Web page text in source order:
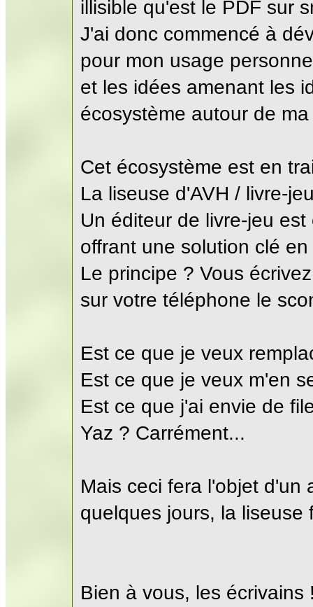
illisible qu'est le PDF sur
J'ai donc commencé à
pour mon usage
et les idées amenant les
écosystème autour de
Cet écosystème est en
La liseuse d'AVH / livre-
Un éditeur de livre-jeu
offrant une solution clé en
Le principe ? Vous
sur votre téléphone le
Est ce que je veux
Est ce que je veux m'en
Est ce que j'ai envie de
Yaz ? Carrément...
Mais ceci fera l'objet d'un
quelques jours, la liseuse
Bien à vous, les écrivains